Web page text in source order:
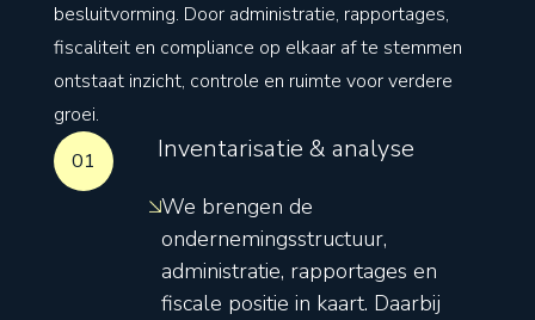
besluitvorming. Door administratie, rapportages,
fiscaliteit en compliance op elkaar af te stemmen
ontstaat inzicht, controle en ruimte voor verdere
groei.
01
Inventarisatie & analyse
We brengen de
ondernemingsstructuur,
administratie, rapportages en
fiscale positie in kaart. Daarbij